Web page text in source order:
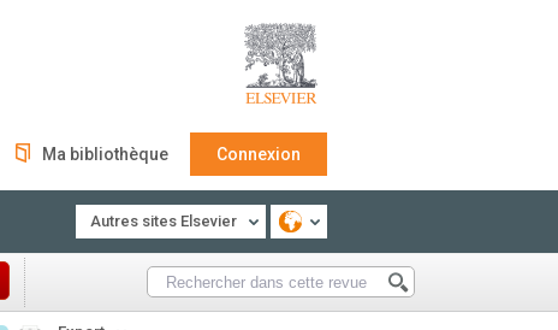
Ma bibliothèque Connexion
Autres sites Elsevier